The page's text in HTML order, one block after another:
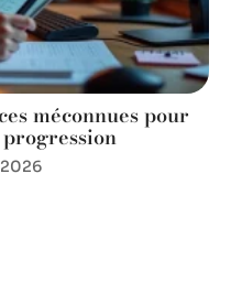
méconnues pour